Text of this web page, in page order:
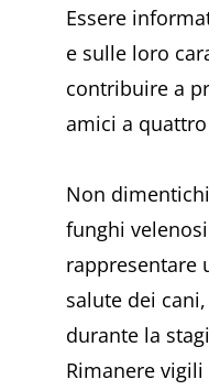
Essere
e sulle loro
contribuire a
amici a
Non
funghi
rappresentare
salute dei
durante la
Rimanere